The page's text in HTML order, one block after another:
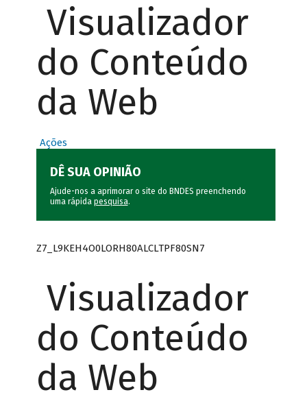
Visualizador
do Conteúdo
da Web
Ações
DÊ SUA OPINIÃO
Ajude-nos a aprimorar o site do BNDES preenchendo
uma rápida pesquisa.
Z7_L9KEH4O0LORH80ALCLTPF80SN7
Visualizador
do Conteúdo
da Web